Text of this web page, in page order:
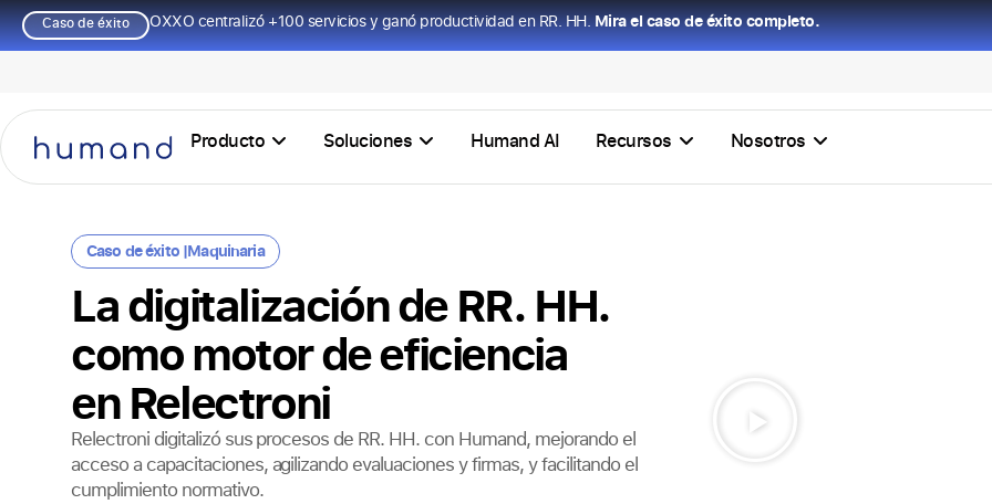
Caso de éxito OXXO centralizó +100 servicios y ganó productividad en RR. HH.Mira el caso de éxito completo.
Producto Soluciones Humand AI Recursos Nosotros
Caso de éxito |Maquinaria
La digitalización de RR. HH.
como motor de eficiencia
en Relectroni
Relectroni digitalizó sus procesos de RR. HH. con Humand, mejorando el
acceso a capacitaciones, agilizando evaluaciones y firmas, y facilitando el
cumplimiento normativo.